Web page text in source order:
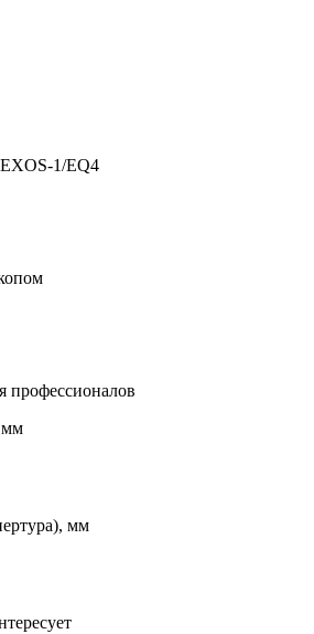
EXOS-1/EQ4
профессионалов
мм
мм